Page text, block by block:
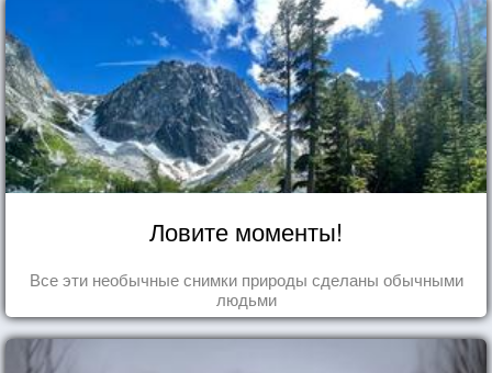
Ловите моменты!
Все эти необычные снимки природы сделаны обычными
людьми